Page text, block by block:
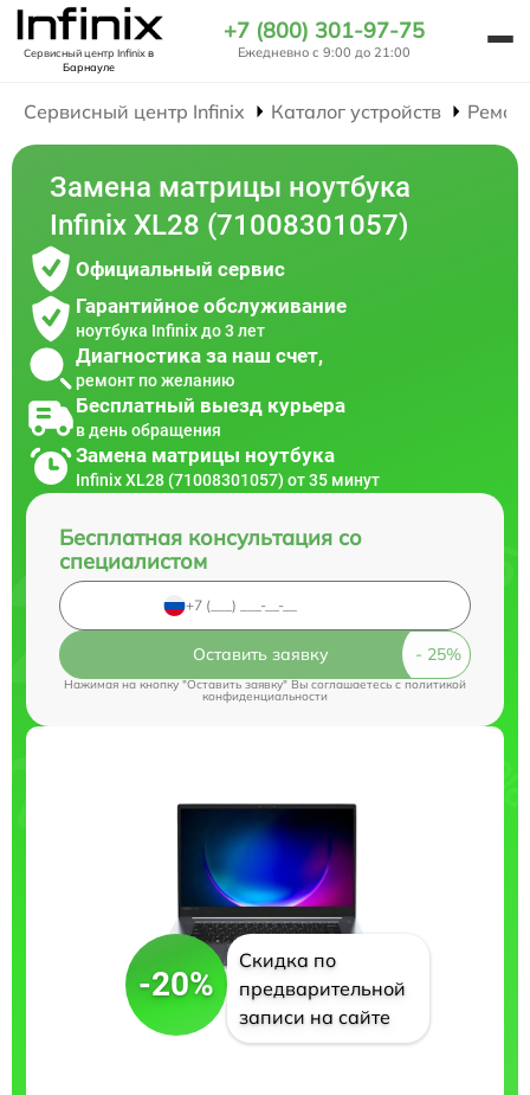
Сервисный центр Infinixв
Барнауле
+7 (800) 301-97-75
Ежедневно с 9:00 до 21:00
Сервисный центр Infinix Каталог устройств
Замена матрицы ноутбука
Infinix XL28 (71008301057)
Официальный сервис
Гарантийное обслуживание
ноутбука Infinix до 3 лет
Диагностика за наш счет,
ремонт по желанию
Бесплатный выезд курьера
в день обращения
Замена матрицы ноутбука
Infinix XL28 (71008301057) от 35 минут
Бесплатная консультация со
специалистом
Оставить заявку
Нажимая на кнопку "Оставить заявку" Вы соглашаетесь cполитикой
конфиденциальности
-20%
Скидка по
предварительной
записи на сайте